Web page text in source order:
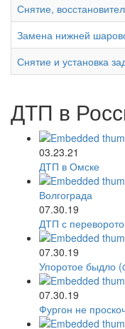
Снятие,
Замена нижней
Снятие и установка
ДТП в
03.23.21
ДТП в Омске
07.30.19
ДТП с
07.30.19
Упоротое быдло
07.30.19
Фургон не